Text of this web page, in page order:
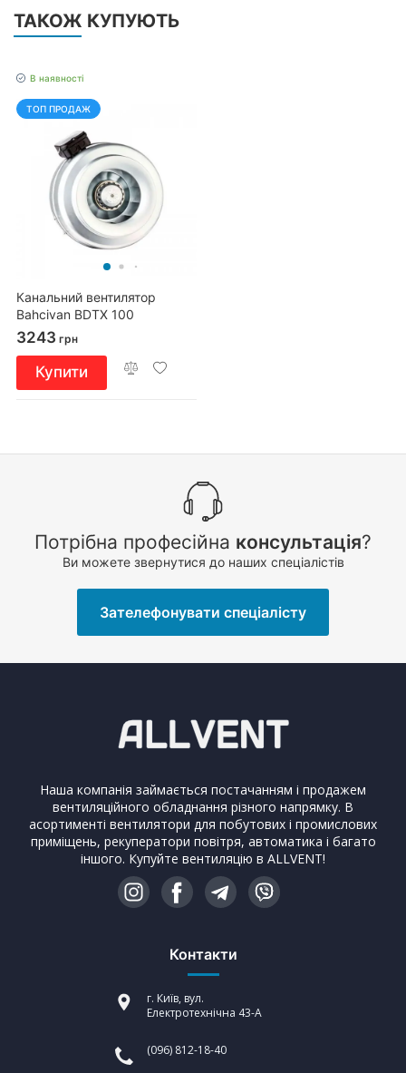
ТАКОЖ КУПУЮТЬ
В наявності
ТОП ПРОДАЖ
Канальний вентилятор
Bahcivan BDTX 100
3243 грн
Купити
Потрібна професійна консультація?
Ви можете звернутися до наших спеціалістів
Зателефонувати спеціалісту
Наша компанія займається постачанням і продажем
вентиляційного обладнання різного напрямку. В
асортименті вентилятори для побутових і промислових
приміщень, рекуператори повітря, автоматика і багато
іншого. Купуйте вентиляцію в ALLVENT!
Контакти
г. Київ, вул.
Електротехнічна 43-А
(096) 812-18-40